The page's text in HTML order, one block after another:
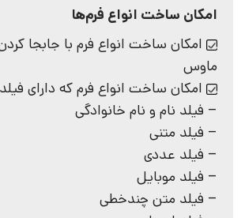
امکان ساخت‌ انواع فرم‌ها
امکان ساخت انواع فرم با جابجا
ماوس
امکان ساخت انواع فرم که دارای
– فیلد نام و نام خانوادگی
– فیلد متنی
– فیلد عددی
– فیلد موبایل
– فیلد متن چندخطی